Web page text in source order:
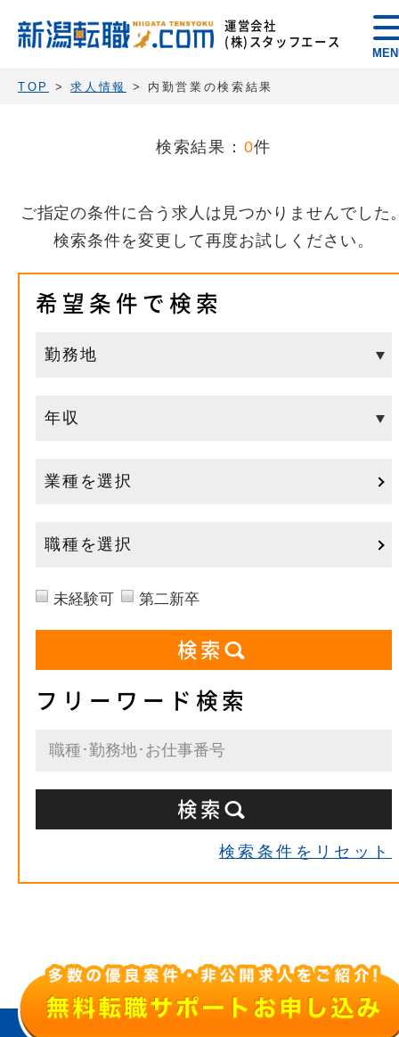
運営会社
(株)スタッフエース
TOP >求人情報 > 内勤営業の検索結果
検索結果： 0件
ご指定の条件に合う求人は見つかりませんでした
検索条件を変更して再度お試しください。
希望条件で検索
業種を選択
職種を選択
未経験可 第二新卒
フリーワード検索
検索条件をリセット